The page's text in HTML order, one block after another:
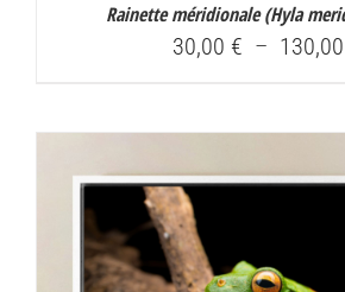
Rainette méridionale (Hyla
30,00 € – 130,00